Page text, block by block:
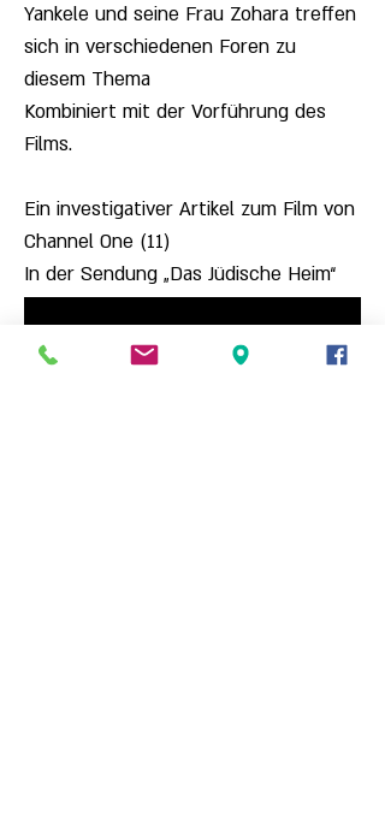
Yankele und seine Frau Zohara treffen
sich in verschiedenen Foren zu
diesem Thema
Kombiniert mit der Vorführung des
Films.
Ein investigativer Artikel zum Film von
Channel One (11)
In der Sendung „Das Jüdische Heim“